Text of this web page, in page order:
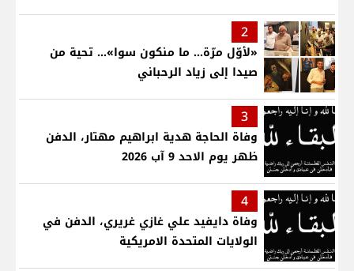
2
«لأوّل مرّة… ما منكون سوا»… تحية من
صيدا إلى زياد الرحباني
3
وفاة الحاجة هدية ابراهيم مهتار، الدفن
ظهر يوم الاحد 9 آب 2026
4
وفاة دايفيد علي غازي غريري، الدفن في
الولايات المتحدة الامريكية